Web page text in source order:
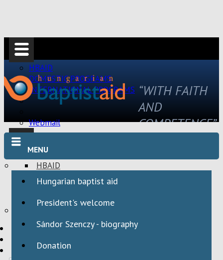
HBAID
DOMESTIC PROGRAMS
INTERNATIONAL PROGRAMS
Webmail
HBAID
DOMESTIC PROGRAMS
HBAID
INTERNATIONAL PROGRAMS
“WITH FAITH
AND
COMPETENCE”
MENU
Hungarian baptist aid
President's welcome
Sándor Szenczy - biography
Donation